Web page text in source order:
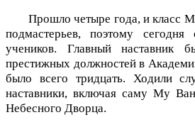
Прошло четыре года, и класс
подмастерьев, поэтому
учеников. Главный наставник
престижных должностей в
было всего тридцать. Ходили
наставники, включая саму Му
Небесного Дворца.